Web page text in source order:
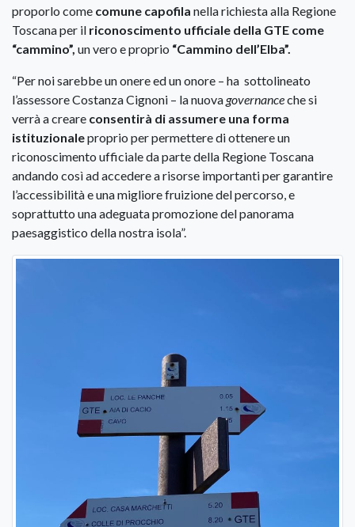
proporlo come comune capofila nella richiesta alla Regione
Toscana per il riconoscimento ufficiale della GTE come
“cammino”, un vero e proprio “Cammino dell’Elba”.
“Per noi sarebbe un onere ed un onore – ha sottolineato
l’assessore Costanza Cignoni – la nuovagovernanceche si
verrà a creare consentirà di assumere una forma
istituzionaleproprio per permettere di ottenere un
riconoscimento ufficiale da parte della Regione Toscana
andando così ad accedere a risorse importanti per garantire
l’accessibilità e una migliore fruizione del percorso, e
soprattutto una adeguata promozione del panorama
paesaggistico della nostra isola”.